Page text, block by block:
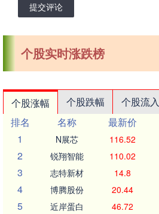
提交评论
个股实时涨跌榜
个股涨幅 个股跌幅 个股流入
排名
名称 最新价
1
N展芯 116.52
2 锐翔智能 110.02
3 志特新材 14.8
4 博腾股份 20.44
5 近岸蛋白 46.72